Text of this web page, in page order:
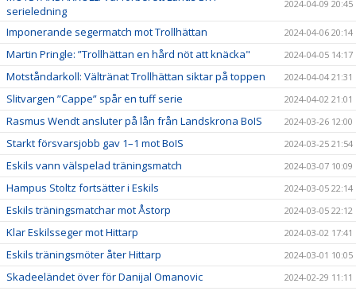
serieledning
2024-04-09 20:45
Imponerande segermatch mot Trollhättan 2024-04-06 20:14
Martin Pringle: ”Trollhättan en hård nöt att knäcka" 2024-04-05 14:17
Motståndarkoll: Vältränat Trollhättan siktar på toppen 2024-04-04 21:31
Slitvargen ”Cappe” spår en tuff serie 2024-04-02 21:01
Rasmus Wendt ansluter på lån från Landskrona BoIS 2024-03-26 12:00
Starkt försvarsjobb gav 1–1 mot BoIS 2024-03-25 21:54
Eskils vann välspelad träningsmatch 2024-03-07 10:09
Hampus Stoltz fortsätter i Eskils 2024-03-05 22:14
Eskils träningsmatchar mot Åstorp 2024-03-05 22:12
Klar Eskilsseger mot Hittarp 2024-03-02 17:41
Eskils träningsmöter åter Hittarp 2024-03-01 10:05
Skadeeländet över för Danijal Omanovic 2024-02-29 11:11